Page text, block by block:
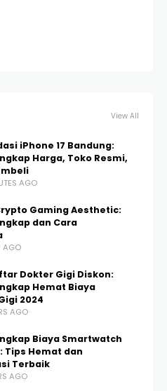
View All
iPhone 17 Bandung:
Harga, Toko Resmi,
AGO
Gaming Aesthetic:
dan Cara
AGO
Dokter Gigi Diskon:
Hemat Biaya
2024
AGO
Biaya Smartwatch
Tips Hemat dan
Terbaik
AGO